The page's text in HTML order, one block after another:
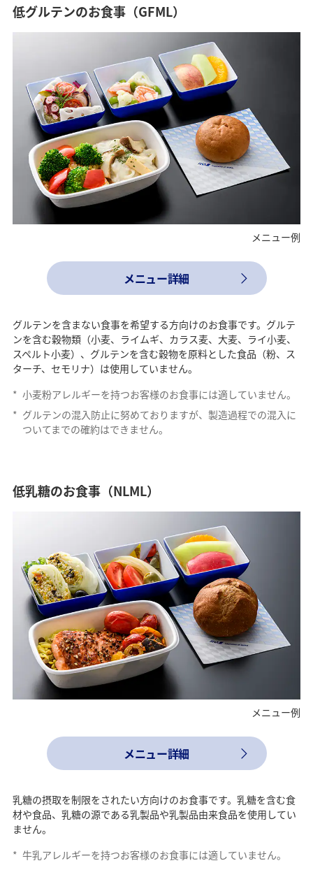
低グルテンのお食事（GFML）
メニュー例
メニュー詳細
グルテンを含まない食事を希望する方向けのお食事です。グルテ
ンを含む穀物類（小麦、ライムギ、カラス麦、大麦、ライ小麦、
スペルト小麦）、グルテンを含む穀物を原料とした食品（粉、ス
ターチ、セモリナ）は使用していません。
* 小麦粉アレルギーを持つお客様のお食事には適していません。
* グルテンの混入防止に努めておりますが、製造過程での混入に
ついてまでの確約はできません。
低乳糖のお食事（NLML）
メニュー例
メニュー詳細
乳糖の摂取を制限をされたい方向けのお食事です。乳糖を含む食
材や食品、乳糖の源である乳製品や乳製品由来食品を使用してい
ません。
* 牛乳アレルギーを持つお客様のお食事には適していません。